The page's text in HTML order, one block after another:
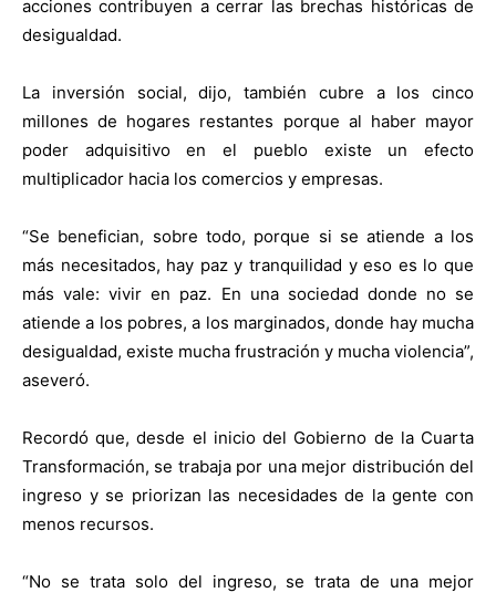
acciones contribuyen a cerrar las brechas históricas de
desigualdad.
La inversión social, dijo, también cubre a los cinco
millones de hogares restantes porque al haber mayor
poder adquisitivo en el pueblo existe un efecto
multiplicador hacia los comercios y empresas.
“Se benefician, sobre todo, porque si se atiende a los
más necesitados, hay paz y tranquilidad y eso es lo que
más vale: vivir en paz. En una sociedad donde no se
atiende a los pobres, a los marginados, donde hay mucha
desigualdad, existe mucha frustración y mucha violencia”,
aseveró.
Recordó que, desde el inicio del Gobierno de la Cuarta
Transformación, se trabaja por una mejor distribución del
ingreso y se priorizan las necesidades de la gente con
menos recursos.
“No se trata solo del ingreso, se trata de una mejor